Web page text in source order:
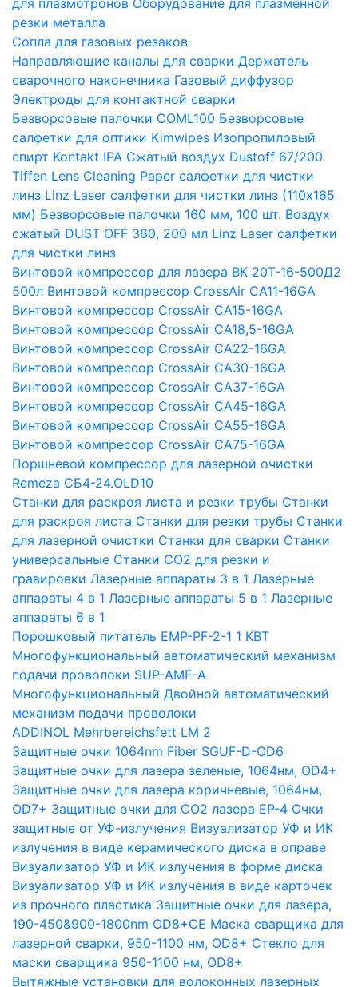
для плазмотронов Оборудование для плазменной
резки металла
Сопла для газовых резаков
Направляющие каналы для сварки Держатель
сварочного наконечника Газовый диффузор
Электроды для контактной сварки
Безворсовые палочки COML100 Безворсовые
салфетки для оптики Kimwipes Изопропиловый
спирт Kontakt IPA Сжатый воздух Dustoff 67/200
Tiffen Lens Cleaning Paper салфетки для чистки
линз Linz Laser салфетки для чистки линз (110х165
мм) Безворсовые палочки 160 мм, 100 шт. Воздух
сжатый DUST OFF 360, 200 мл Linz Laser салфетки
для чистки линз
Винтовой компрессор для лазера ВК 20Т-16-500Д2
500л Винтовой компрессор CrossAir CA11-16GA
Винтовой компрессор CrossAir CA15-16GA
Винтовой компрессор CrossAir CA18,5-16GA
Винтовой компрессор CrossAir CA22-16GA
Винтовой компрессор CrossAir CA30-16GA
Винтовой компрессор CrossAir CA37-16GA
Винтовой компрессор CrossAir CA45-16GA
Винтовой компрессор CrossAir CA55-16GA
Винтовой компрессор CrossAir CA75-16GA
Поршневой компрессор для лазерной очистки
Remeza СБ4-24.OLD10
Станки для раскроя листа и резки трубы Станки
для раскроя листа Станки для резки трубы Станки
для лазерной очистки Станки для сварки Станки
универсальные Станки СО2 для резки и
гравировки Лазерные аппараты 3 в 1 Лазерные
аппараты 4 в 1 Лазерные аппараты 5 в 1 Лазерные
аппараты 6 в 1
Порошковый питатель EMP-PF-2-1 1 КВТ
Многофункциональный автоматический механизм
подачи проволоки SUP-AMF-A
Многофункциональный Двойной автоматический
механизм подачи проволоки
ADDINOL Mehrbereichsfett LM 2
Защитные очки 1064nm Fiber SGUF-D-OD6
Защитные очки для лазера зеленые, 1064нм, OD4+
Защитные очки для лазера коричневые, 1064нм,
OD7+ Защитные очки для CO2 лазера EP-4 Очки
защитные от УФ-излучения Визуализатор УФ и ИК
излучения в виде керамического диска в оправе
Визуализатор УФ и ИК излучения в форме диска
Визуализатор УФ и ИК излучения в виде карточек
из прочного пластика Защитные очки для лазера,
190-450&900-1800nm OD8+CE Маска сварщика для
лазерной сварки, 950-1100 нм, OD8+ Стекло для
маски сварщика 950-1100 нм, OD8+
Вытяжные установки для волоконных лазерных